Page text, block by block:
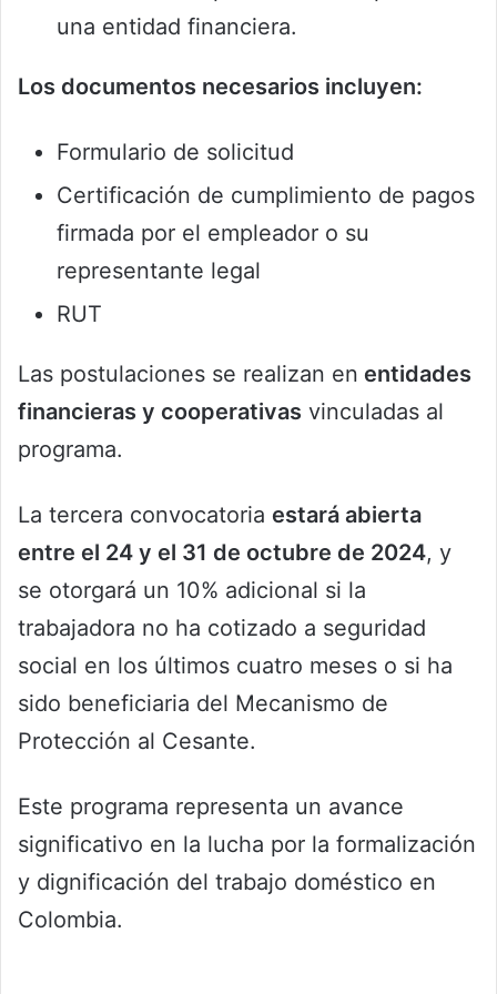
una entidad financiera.
Los documentos necesarios incluyen:
Formulario de solicitud
Certificación de cumplimiento de pagos
firmada por el empleador o su
representante legal
RUT
Las postulaciones se realizan en entidades
financieras y cooperativas vinculadas al
programa.
La tercera convocatoria estará abierta
entre el 24 y el 31 de octubre de 2024, y
se otorgará un 10% adicional si la
trabajadora no ha cotizado a seguridad
social en los últimos cuatro meses o si ha
sido beneficiaria del Mecanismo de
Protección al Cesante.
Este programa representa un avance
significativo en la lucha por la formalización
y dignificación del trabajo doméstico en
Colombia.